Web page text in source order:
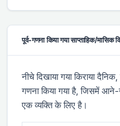
पूर्व-गणना किया गया साप्ताहिक/मासिक
नीचे दिखाया गया किराया
गणना किया गया है, जिसमें आने-
एक व्यक्ति के लिए है।